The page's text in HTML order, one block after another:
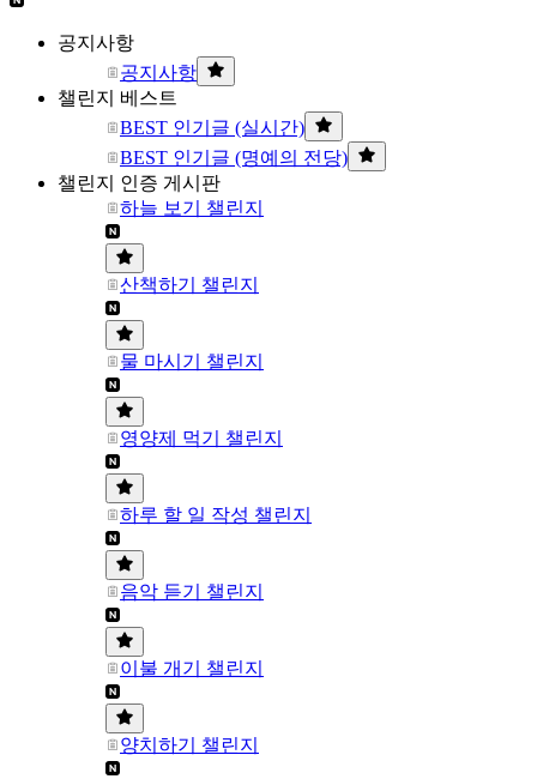
공지사항
공지사항
챌린지 베스트
BEST 인기글 (실시간)
BEST 인기글 (명예의 전당)
챌린지 인증 게시판
하늘 보기 챌린지
산책하기 챌린지
물 마시기 챌린지
영양제 먹기 챌린지
하루 할 일 작성 챌린지
음악 듣기 챌린지
이불 개기 챌린지
양치하기 챌린지